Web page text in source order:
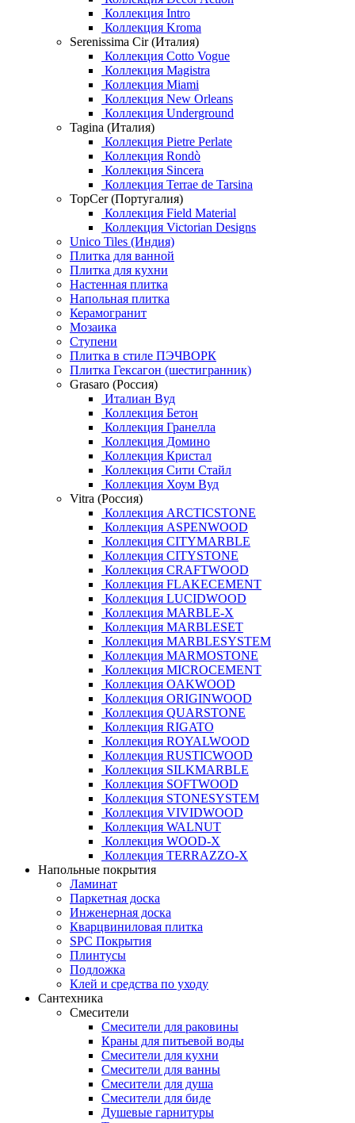
Коллекция Intro
Коллекция Kroma
Serenissima Cir (Италия)
Коллекция Cotto Vogue
Коллекция Magistra
Коллекция Miami
Коллекция New Orleans
Коллекция Underground
Tagina (Италия)
Коллекция Pietre Perlate
Коллекция Rondò
Коллекция Sincera
Коллекция Terrae de Tarsina
TopCer (Португалия)
Коллекция Field Material
Коллекция Victorian Designs
Unico Tiles (Индия)
Плитка для ванной
Плитка для кухни
Настенная плитка
Напольная плитка
Керамогранит
Мозаика
Ступени
Плитка в стиле ПЭЧВОРК
Плитка Гексагон (шестигранник)
Grasaro (Россия)
Италиан Вуд
Коллекция Бетон
Коллекция Гранелла
Коллекция Домино
Коллекция Кристал
Коллекция Сити Стайл
Коллекция Хоум Вуд
Vitra (Россия)
Коллекция ARCTICSTONE
Коллекция ASPENWOOD
Коллекция CITYMARBLE
Коллекция CITYSTONE
Коллекция CRAFTWOOD
Коллекция FLAKECEMENT
Коллекция LUCIDWOOD
Коллекция MARBLE-X
Коллекция MARBLESET
Коллекция MARBLESYSTEM
Коллекция MARMOSTONE
Коллекция MICROCEMENT
Коллекция OAKWOOD
Коллекция ORIGINWOOD
Коллекция QUARSTONE
Коллекция RIGATO
Коллекция ROYALWOOD
Коллекция RUSTICWOOD
Коллекция SILKMARBLE
Коллекция SOFTWOOD
Коллекция STONESYSTEM
Коллекция VIVIDWOOD
Коллекция WALNUT
Коллекция WOOD-X
Коллекция ТЕRRАZZO-X
Напольные покрытия
Ламинат
Паркетная доска
Инженерная доска
Кварцвиниловая плитка
SPC Покрытия
Плинтусы
Подложка
Клей и средства по уходу
Сантехника
Смесители
Смесители для раковины
Краны для питьевой воды
Смесители для кухни
Смесители для ванны
Смесители для душа
Смесители для биде
Душевые гарнитуры